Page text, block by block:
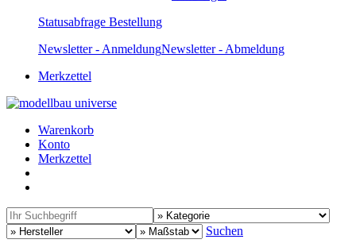
Statusabfrage Bestellung
Newsletter - AnmeldungNewsletter - Abmeldung
Merkzettel
Warenkorb
Konto
Merkzettel
Suchen